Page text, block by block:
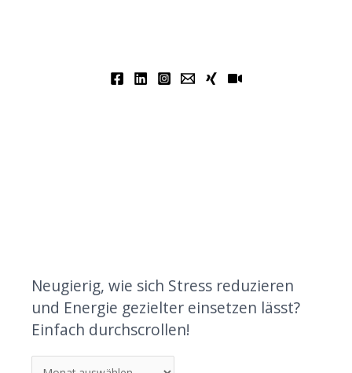
Neugierig, wie sich Stress reduzieren
und Energie gezielter einsetzen lässt?
Einfach durchscrollen!